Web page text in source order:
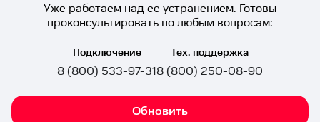
Уже работаем над ее устранением. Готовы
проконсультировать по любым вопросам:
Подключение
8 (800) 533-97-31
Тех. поддержка
8 (800) 250-08-90
Обновить